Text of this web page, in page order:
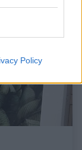
Policy